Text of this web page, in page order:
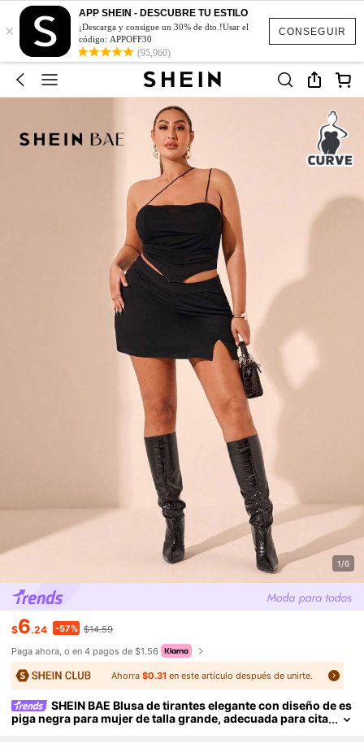
CONSEGUIR
×
APP SHEIN - DESCUBRE TU ESTILO
¡Descarga y consigue un 30% de dto.!Usar el
código: APPOFF30
(95,960)
1/6
$6.24 -57% $14.59
Paga ahora, o en 4 pagos de $1.56
Ahorra $0.31en este artículo después de unirte.
SHEIN BAE Blusa de tirantes elegante con diseño de es
piga negra para mujer de talla grande, adecuada para cita